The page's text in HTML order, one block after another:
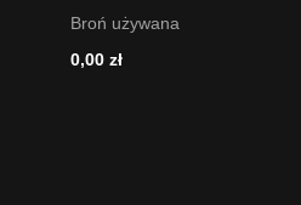
Broń używana
0,00 zł